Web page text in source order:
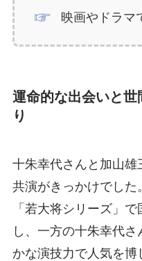
映画やドラマ
運命的な出会いと世
り
十朱幸代さんと加山
共演がきっかけでし
「若大将シリーズ」
し、一方の十朱幸代
かな演技力で人気を